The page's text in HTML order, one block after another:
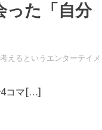
った「自分
考えるというエンターテイメ
4コマ[…]